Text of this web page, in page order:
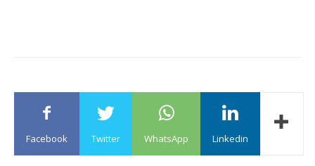
Facebook Twitter WhatsApp Linkedin